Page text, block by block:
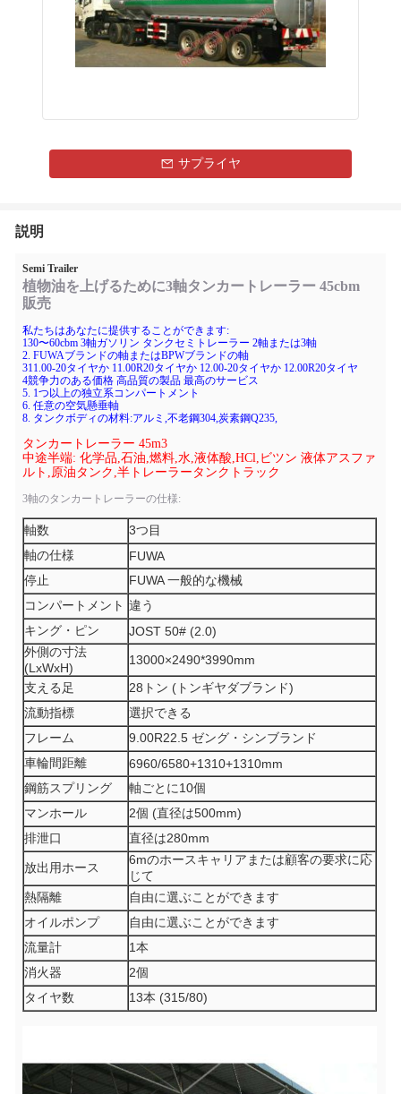
サプライヤ
説明
Semi Trailer
植物油を上げるために3軸タンカートレーラー 45cbm
販売
私たちはあなたに提供することができます:
130〜60cbm 3軸ガソリン タンクセミトレーラー 2軸または3軸
2. FUWAブランドの軸またはBPWブランドの軸
311.00-20タイヤか 11.00R20タイヤか 12.00-20タイヤか 12.00R20タイヤ
4競争力のある価格 高品質の製品 最高のサービス
5. 1つ以上の独立系コンパートメント
6. 任意の空気懸垂軸
8. タンクボディの材料:アルミ,不老鋼304,炭素鋼Q235,
タンカートレーラー 45m3
中途半端: 化学品,石油,燃料,水,液体酸,HCl,ビツン 液体アスファ
ルト,原油タンク,半トレーラータンクトラック
3軸のタンカートレーラーの仕様:
軸数
3つ目
軸の仕様
FUWA
停止
FUWA 一般的な機械
コンパートメント 違う
キング・ピン
JOST 50# (2.0)
外側の寸法
(LxWxH)
13000×2490*3990mm
支える足
28トン (トンギヤダブランド)
流動指標
選択できる
フレーム
9.00R22.5 ゼング・シンブランド
車輪間距離
6960/6580+1310+1310mm
鋼筋スプリング
軸ごとに10個
マンホール
2個 (直径は500mm)
排泄口
直径は280mm
放出用ホース
6mのホースキャリアまたは顧客の要求に応
じて
熱隔離
自由に選ぶことができます
オイルポンプ
自由に選ぶことができます
流量計
1本
消火器
2個
タイヤ数
13本 (315/80)